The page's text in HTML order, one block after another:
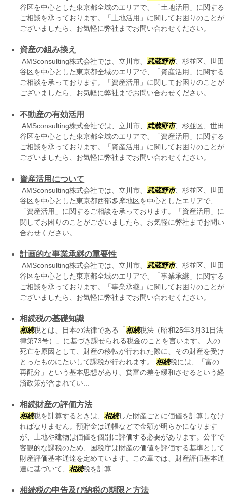
谷区を中心とした東京都全域のエリアで、「土地活用」に関する
ご相談を承っております。「土地活用」に関してお困りのことが
ございましたら、お気軽に弊社までお問い合わせください。
資産の組み換え
AMSconsulting株式会社では、立川市、 武蔵野市、杉並区、世田
谷区を中心とした東京都全域のエリアで、「資産活用」に関する
ご相談を承っております。「資産活用」に関してお困りのことが
ございましたら、お気軽に弊社までお問い合わせください。
不動産の有効活用
AMSconsulting株式会社では、立川市、 武蔵野市、杉並区、世田
谷区を中心とした東京都全域のエリアで、「資産活用」に関する
ご相談を承っております。「資産活用」に関してお困りのことが
ございましたら、お気軽に弊社までお問い合わせください。
資産活用について
AMSconsulting株式会社では、立川市、 武蔵野市、杉並区、世田
谷区を中心とした東京都西部多摩地区を中心としたエリアで、
「資産活用」に関するご相談を承っております。「資産活用」に
関してお困りのことがございましたら、お気軽に弊社までお問い
合わせください。
計画的な事業承継の重要性
AMSconsulting株式会社では、立川市、 武蔵野市、杉並区、世田
谷区を中心とした東京都全域のエリアで、「事業承継」に関する
ご相談を承っております。「事業承継」に関してお困りのことが
ございましたら、お気軽に弊社までお問い合わせください。
相続税の基礎知識
相続税とは、日本の法律である「相続税法（昭和25年3月31日法
律第73号）」に基づき課せられる税金のことを言います。 人の
死亡を原因として、財産の移転が行われた際に、その財産を受け
とったものにたいして課税が行われます。相続税には、「富の
再配分」という基本思想があり、貧富の差を緩和させるという経
済政策が含まれてい...
相続財産の評価方法
相続税を計算するときは、相続した財産ごとに価値を計算しなけ
ればなりません。預貯金は通帳などで金額が明らかになります
が、土地や建物は価値を個別に評価する必要があります。公平で
客観的な課税のため、国税庁は財産の価値を評価する基準として
財産評価基本通達を定めています。この章では、財産評価基本通
達に基づいて、相続税を計算...
相続税の申告及び納税の期限と方法